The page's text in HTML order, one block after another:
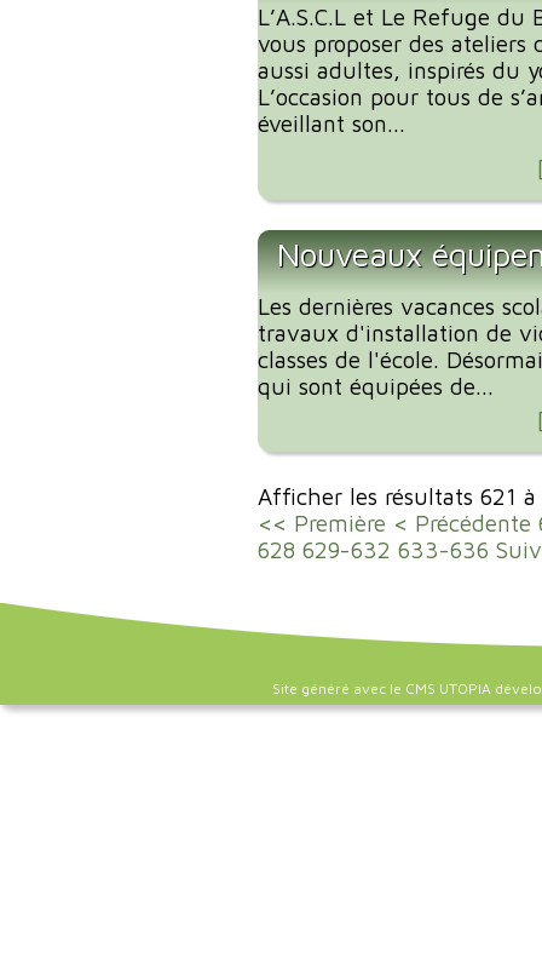
L’A.S.C.L et Le Refuge
vous proposer des
aussi adultes, inspirés du
L’occasion pour tous de
éveillant son...
Nouveaux
Les dernières vacances
travaux d'installation de
classes de l'école.
qui sont équipées de...
Afficher les résultats 621
<< Première < Précédente
628 629-632 633-636
Site généré avec le CMS UTOPIA